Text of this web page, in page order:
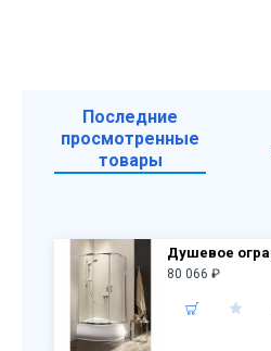
Последние
просмотренные
товары
80 066 ₽